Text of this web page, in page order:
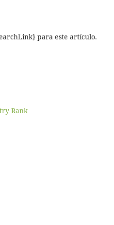
para este artículo.